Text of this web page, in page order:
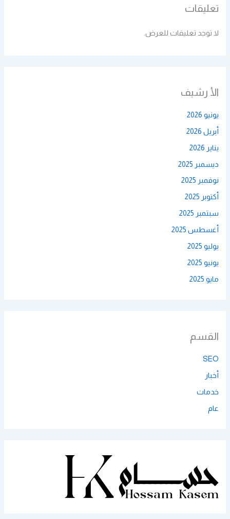
تعليقات
لا توجد تعليقات للعرض.
الأ رشيف
يونيو 2026
أبريل 2026
يناير 2026
ديسمبر 2025
نوفمبر 2025
أكتوبر 2025
سبتمبر 2025
أغسطس 2025
يوليو 2025
يونيو 2025
مايو 2025
القسم
SEO
أخبار
خدمات
عام